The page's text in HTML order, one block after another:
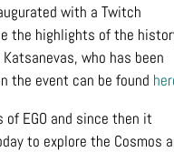
with a Twitch
the highlights of the
who has been
the event can be found
of EGO and since then it
to explore the Cosmos